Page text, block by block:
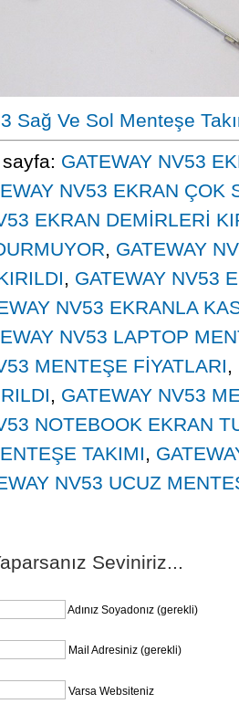
Sağ Ve Sol Menteşe
GATEWAY NV53
NV53 EKRAN ÇOK
EKRAN DEMİRLERİ
, GATEWAY
, GATEWAY NV53
NV53 EKRANLA
NV53 LAPTOP
MENTEŞE FİYATLARI,
, GATEWAY NV53
NOTEBOOK EKRAN
TAKIMI,
NV53 UCUZ
Seviniriz...
Adınız Soyadonız (gerekli)
Mail Adresiniz (gerekli)
Varsa Websiteniz